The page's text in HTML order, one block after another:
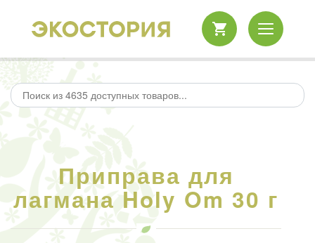
Приправа для
лагмана Holy Om 30 г